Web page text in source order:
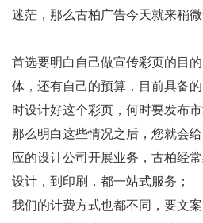
迷茫，那么古柏广告今天就来稍微
首选要明白自己做宣传彩页的目
体，还有自己的预算，目前具备
时设计好这个彩页，何时要发布
那么明白这些情况之后，您就会
应的设计公司开展业务，古柏经
设计，到印刷，都一站式服务；
我们的计费方式也都不同，要文